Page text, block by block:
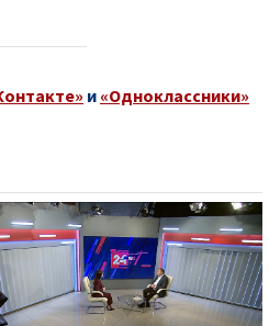
и «Одноклассники»